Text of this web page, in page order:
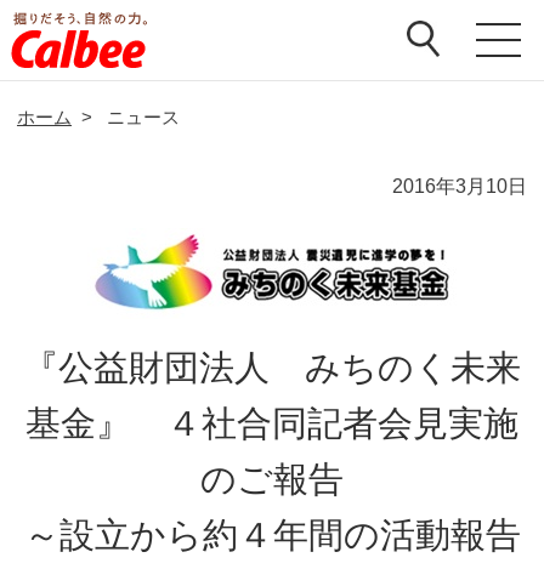
ホーム > ニュース
2016年3月10日
『公益財団法人 みちのく未来
基金』 ４社合同記者会見実施
のご報告
～設立から約４年間の活動報告